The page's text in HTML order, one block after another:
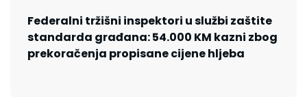
Federalni tržišni inspektori u službi zaštite
standarda građana: 54.000 KM kazni zbog
prekoračenja propisane cijene hljeba